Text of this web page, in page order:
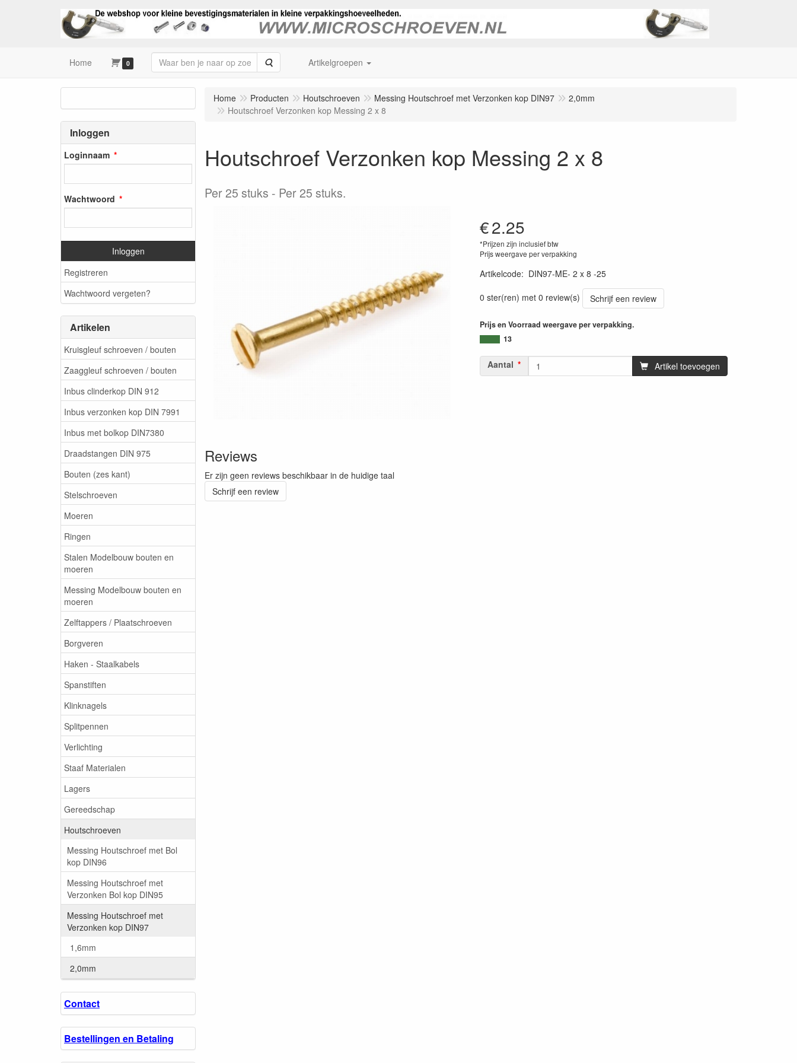
Home 0 Zoeken Artikelgroepen
Inloggen
Loginnaam
Wachtwoord
Inloggen
Registreren
Wachtwoord vergeten?
Artikelen
Kruisgleuf schroeven / bouten
Zaaggleuf schroeven / bouten
Inbus clinderkop DIN 912
Inbus verzonken kop DIN 7991
Inbus met bolkop DIN7380
Draadstangen DIN 975
Bouten (zes kant)
Stelschroeven
Moeren
Ringen
Stalen Modelbouw bouten en
moeren
Messing Modelbouw bouten en
moeren
Zelftappers / Plaatschroeven
Borgveren
Haken - Staalkabels
Spanstiften
Klinknagels
Splitpennen
Verlichting
Staaf Materialen
Lagers
Gereedschap
Houtschroeven
Messing Houtschroef met Bol
kop DIN96
Messing Houtschroef met
Verzonken Bol kop DIN95
Messing Houtschroef met
Verzonken kop DIN97
1,6mm
2,0mm
Contact
Bestellingen en Betaling
Home Producten Houtschroeven Messing Houtschroef met Verzonken kop DIN97
2,0mm
Houtschroef Verzonken kop Messing 2 x 8
Houtschroef Verzonken kop Messing 2 x 8
Per 25 stuks Per 25 stuks.
€2.25
*Prijzen zijn inclusief btw
Prijs weergave per verpakking
Artikelcode: DIN97-ME- 2 x 8 -25
0 ster(ren) met 0 review(s)
Schrijf een review
Prijs en Voorraad weergave per verpakking.
13
Aantal Artikel toevoegen
Reviews
Er zijn geen reviews beschikbaar in de huidige taal
Schrijf een review